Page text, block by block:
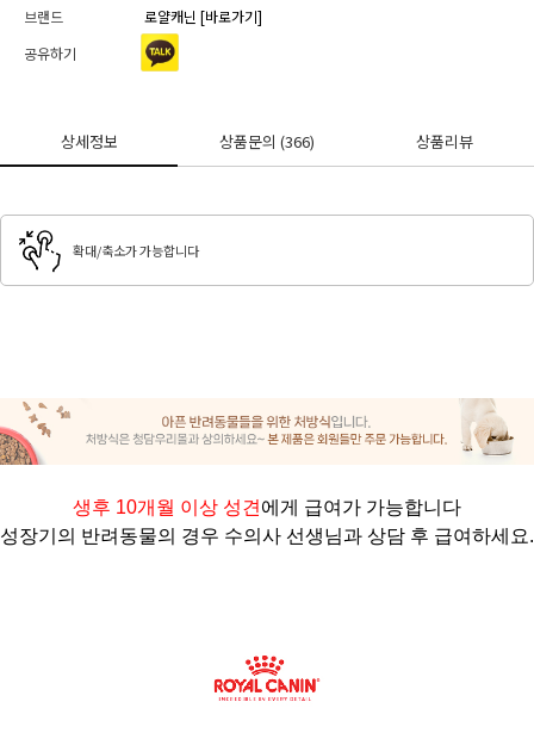
브랜드
로얄캐닌 [바로가기]
공유하기
상세정보 상품문의 (366) 상품리뷰
확대/축소가 가능합니다
생후 10개월 이상 성견 에게 급여가 가능합니다
성장기의 반려동물의 경우 수의사 선생님과 상담 후 급여하세요.